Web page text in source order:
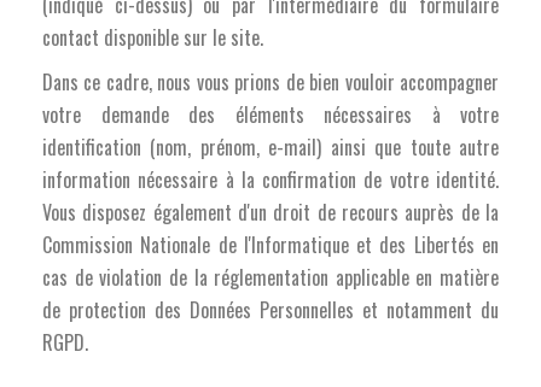
contact disponible sur le site.
Dans ce cadre, nous vous prions de bien vouloir accompagner
votre demande des éléments nécessaires à votre
identification (nom, prénom, e-mail) ainsi que toute autre
information nécessaire à la confirmation de votre identité.
Vous disposez également d'un droit de recours auprès de la
Commission Nationale de l'Informatique et des Libertés en
cas de violation de la réglementation applicable en matière
de protection des Données Personnelles et notamment du
RGPD.